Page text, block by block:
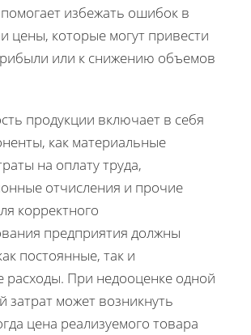
помогает избежать ошибок в
цены, которые могут привести
или к снижению объемов
продукции включает в себя
как материальные
на оплату труда,
отчисления и прочие
корректного
предприятия должны
постоянные, так и
расходы. При недооценке одной
затрат может возникнуть
цена реализуемого товара